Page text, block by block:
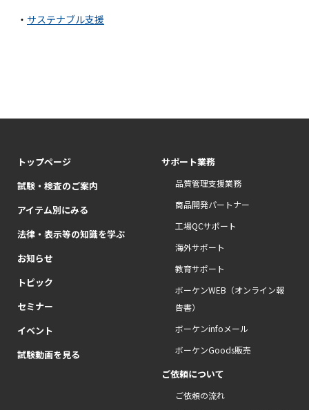
・ サステナブル支援
トップページ
試験・検査のご案内
アイテム別にみる
法律・表示等の知識を学ぶ
お知らせ
トピック
セミナー
イベント
試験動画を見る
サポート業務
品質管理支援業務
商品開発パートナー
工場QCサポート
海外サポート
教育サポート
ボーケンWEB（オンライン報
告書）
ボーケンinfoメール
ボーケンGoods販売
ご依頼について
ご依頼の流れ